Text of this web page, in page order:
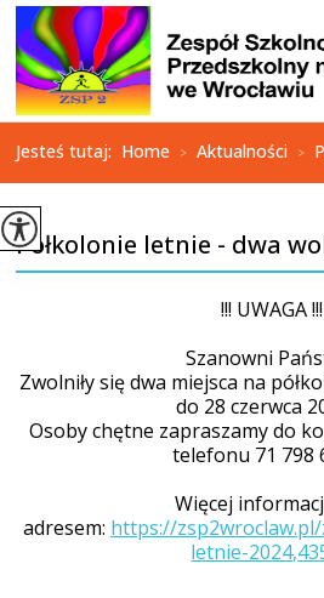
Jesteś tutaj: Home > Aktualności >
Półkolonie letnie - dwa
!!! UWAGA !!!
Szanowni
Zwolniły się dwa miejsca na
do 28 czerwca
Osoby chętne zapraszamy do
telefonu 71 798
Więcej
adresem: https://
letnie-